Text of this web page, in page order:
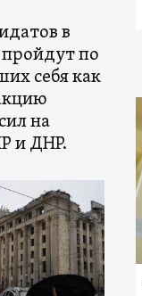
в
по
себя как
на
и ДНР.